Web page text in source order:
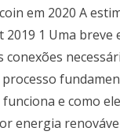
em 2020 A
1 Uma
conexões
funciona e como
energia